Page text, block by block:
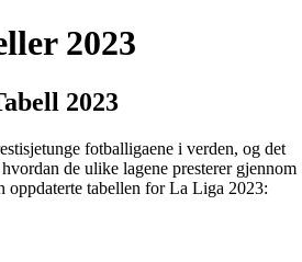
2023
2023
fotballigaene i verden, og det
de ulike lagene presterer gjennom
oppdaterte tabellen for La Liga 2023: